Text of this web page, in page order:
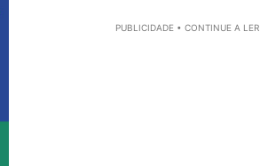
PUBLICIDADE • CONTINUE A LER